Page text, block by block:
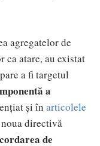
agregatelor de
ca atare, au existat
a fi targetul
a
și în articolele
directivă
de